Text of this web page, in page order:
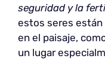
seguridad y la
estos seres están
en el paisaje,
un lugar